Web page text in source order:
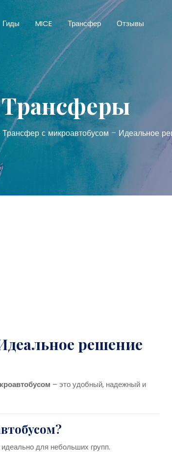
Гиды MICE Трансфер Отзывы
Трансферы
Трансфер с микроавтобусом – Идеальное
решение
– это удобный, надежный и
для небольших групп.